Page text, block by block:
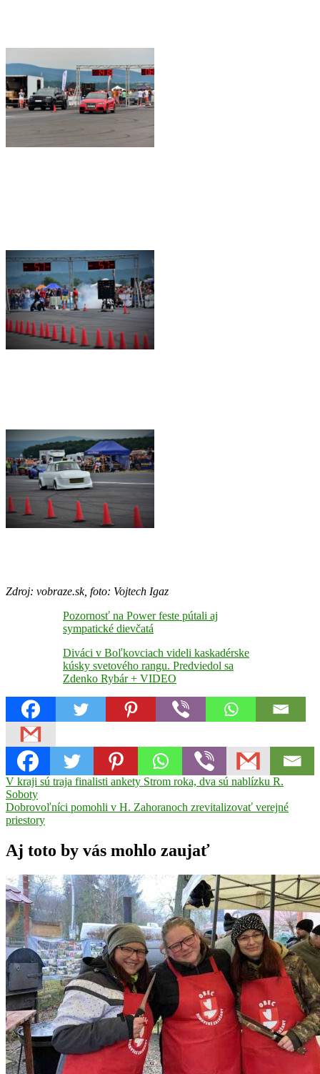
Zdroj: vobraze.sk, foto: Vojtech Igaz
Pozornosť na Power feste pútali aj
sympatické dievčatá
Diváci v Boľkovciach videli kaskadérske
kúsky svetového rangu. Predviedol sa
Zdenko Rybár + VIDEO
Boľkovce ŠkodaTEATRO
Power
festTornaľaVojtech
Igaz
Navigácia
v
článku
Previous
Post:
V kraji sú traja finalisti ankety Strom roka, dva sú nablízku R.
Soboty
Next
Post:
Dobrovoľníci pomohli v H. Zahoranoch zrevitalizovať verejné
priestory
Aj toto by vás mohlo zaujať